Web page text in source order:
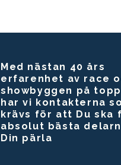
Med nästan 40 års
erfarenhet av race
showbyggen på
har vi kontakterna
krävs för att Du ska
absolut bästa
Din pärla